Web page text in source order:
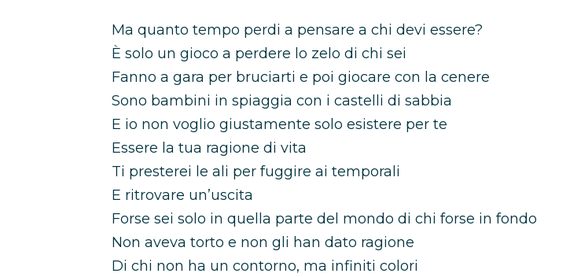
Ma quanto tempo perdi a pеnsare a chi devi essere?
È solo un gioco a perdere lo zelo di chi sei
Fanno a gara per bruciarti e poi giocare con la cenere
Sono bambini in spiaggia con i castelli di sabbia
E io non voglio giustamente solo esistere per te
Essere la tua ragione di vita
Ti presterei le ali per fuggire ai temporali
E ritrovare un’uscita
Forse sei solo in quella parte del mondo di chi forse in fondo
Non aveva torto e non gli han dato ragione
Di chi non ha un contorno, ma infiniti colori